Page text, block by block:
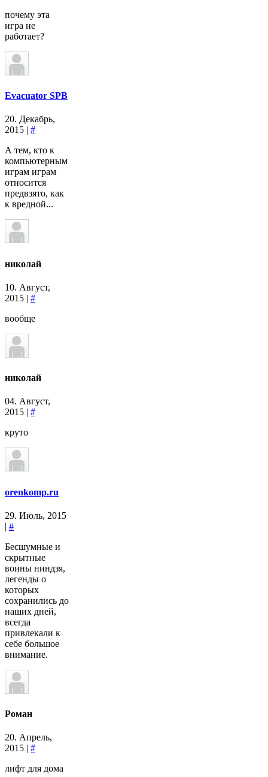
почему эта
игра не
работает?
Evacuator SPB
20. Декабрь,
2015 | #
А тем, кто к
компьютерным
играм играм
относится
предвзято, как
к вредной...
николай
10. Август,
2015 | #
вообще
николай
04. Август,
2015 | #
круто
orenkomp.ru
29. Июль, 2015
| #
Бесшумные и
скрытные
воины ниндзя,
легенды о
которых
сохранились до
наших дней,
всегда
привлекали к
себе большое
внимание.
Роман
20. Апрель,
2015 | #
лифт для дома